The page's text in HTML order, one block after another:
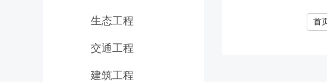
生态工程
交通工程
建筑工程
首